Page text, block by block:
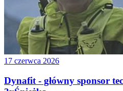
17 czerwca 2026
Dynafit - główny sponsor